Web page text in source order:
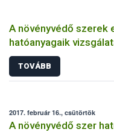
A növényvédő szerek
hatóanyagaik
TOVÁBB
2017. február 16., csütörtök
A növényvédő szer